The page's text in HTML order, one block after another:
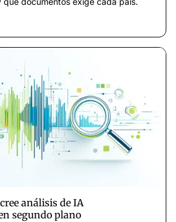
análisis de IA
segundo plano